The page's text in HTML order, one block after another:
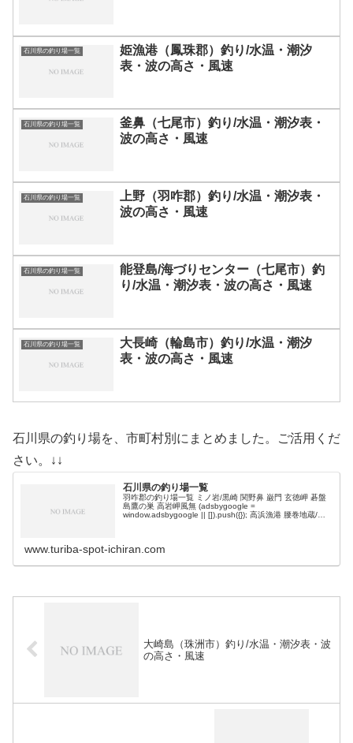
石川県の釣り場一覧
姫漁港（鳳珠郡）釣り/水温・潮汐
表・波の高さ・風速
石川県の釣り場一覧
釜鼻（七尾市）釣り/水温・潮汐表・
波の高さ・風速
石川県の釣り場一覧
上野（羽咋郡）釣り/水温・潮汐表・
波の高さ・風速
石川県の釣り場一覧
能登島/海づりセンター（七尾市）釣
り/水温・潮汐表・波の高さ・風速
石川県の釣り場一覧
大長崎（輪島市）釣り/水温・潮汐
表・波の高さ・風速
石川県の釣り場を、市町村別にまとめました。ご活用くだ
さい。↓↓
石川県の釣り場一覧
羽咋郡の釣り場一覧 ミノ岩/黒崎 関野鼻 巌門 玄徳岬 碁盤
島鷹の巣 高岩岬風無 (adsbygoogle =
window.adsbygoogle || []).push({}); 高浜漁港 腰巻地蔵/灯
www.turiba-spot-ichiran.com
大崎島（珠洲市）釣り/水温・潮汐表・波
の高さ・風速